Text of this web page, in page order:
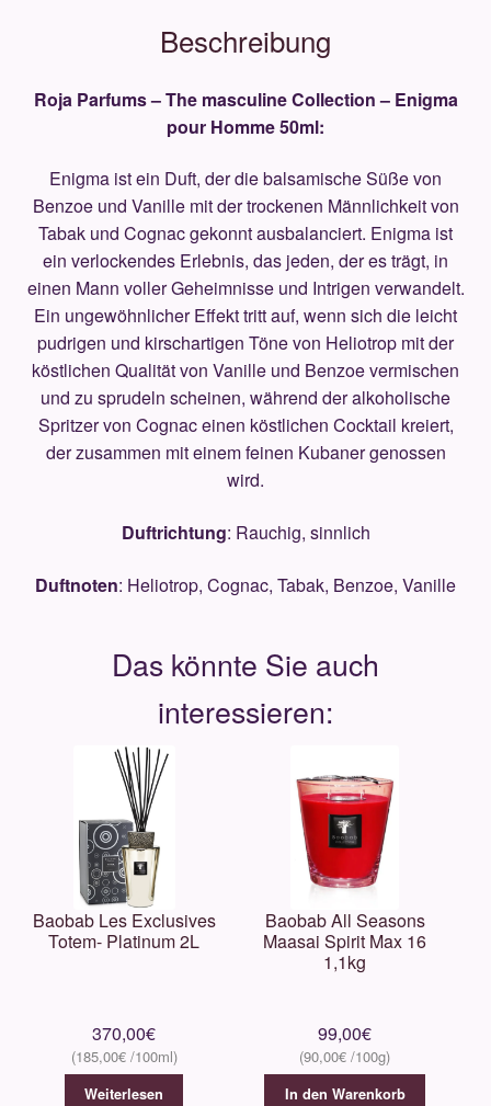
Beschreibung
Roja Parfums – The masculine Collection – Enigma
pour Homme 50ml:
Enigma ist ein Duft, der die balsamische Süße von
Benzoe und Vanille mit der trockenen Männlichkeit von
Tabak und Cognac gekonnt ausbalanciert. Enigma ist
ein verlockendes Erlebnis, das jeden, der es trägt, in
einen Mann voller Geheimnisse und Intrigen verwandelt.
Ein ungewöhnlicher Effekt tritt auf, wenn sich die leicht
pudrigen und kirschartigen Töne von Heliotrop mit der
köstlichen Qualität von Vanille und Benzoe vermischen
und zu sprudeln scheinen, während der alkoholische
Spritzer von Cognac einen köstlichen Cocktail kreiert,
der zusammen mit einem feinen Kubaner genossen
wird.
Duftrichtung: Rauchig, sinnlich
Duftnoten: Heliotrop, Cognac, Tabak, Benzoe, Vanille
Baobab Les Exclusives
Totem- Platinum 2L
370,00€
185,00€
Weiterlesen
Baobab All Seasons
Maasai Spirit Max 16
1,1kg
99,00€
90,00€
In den Warenkorb